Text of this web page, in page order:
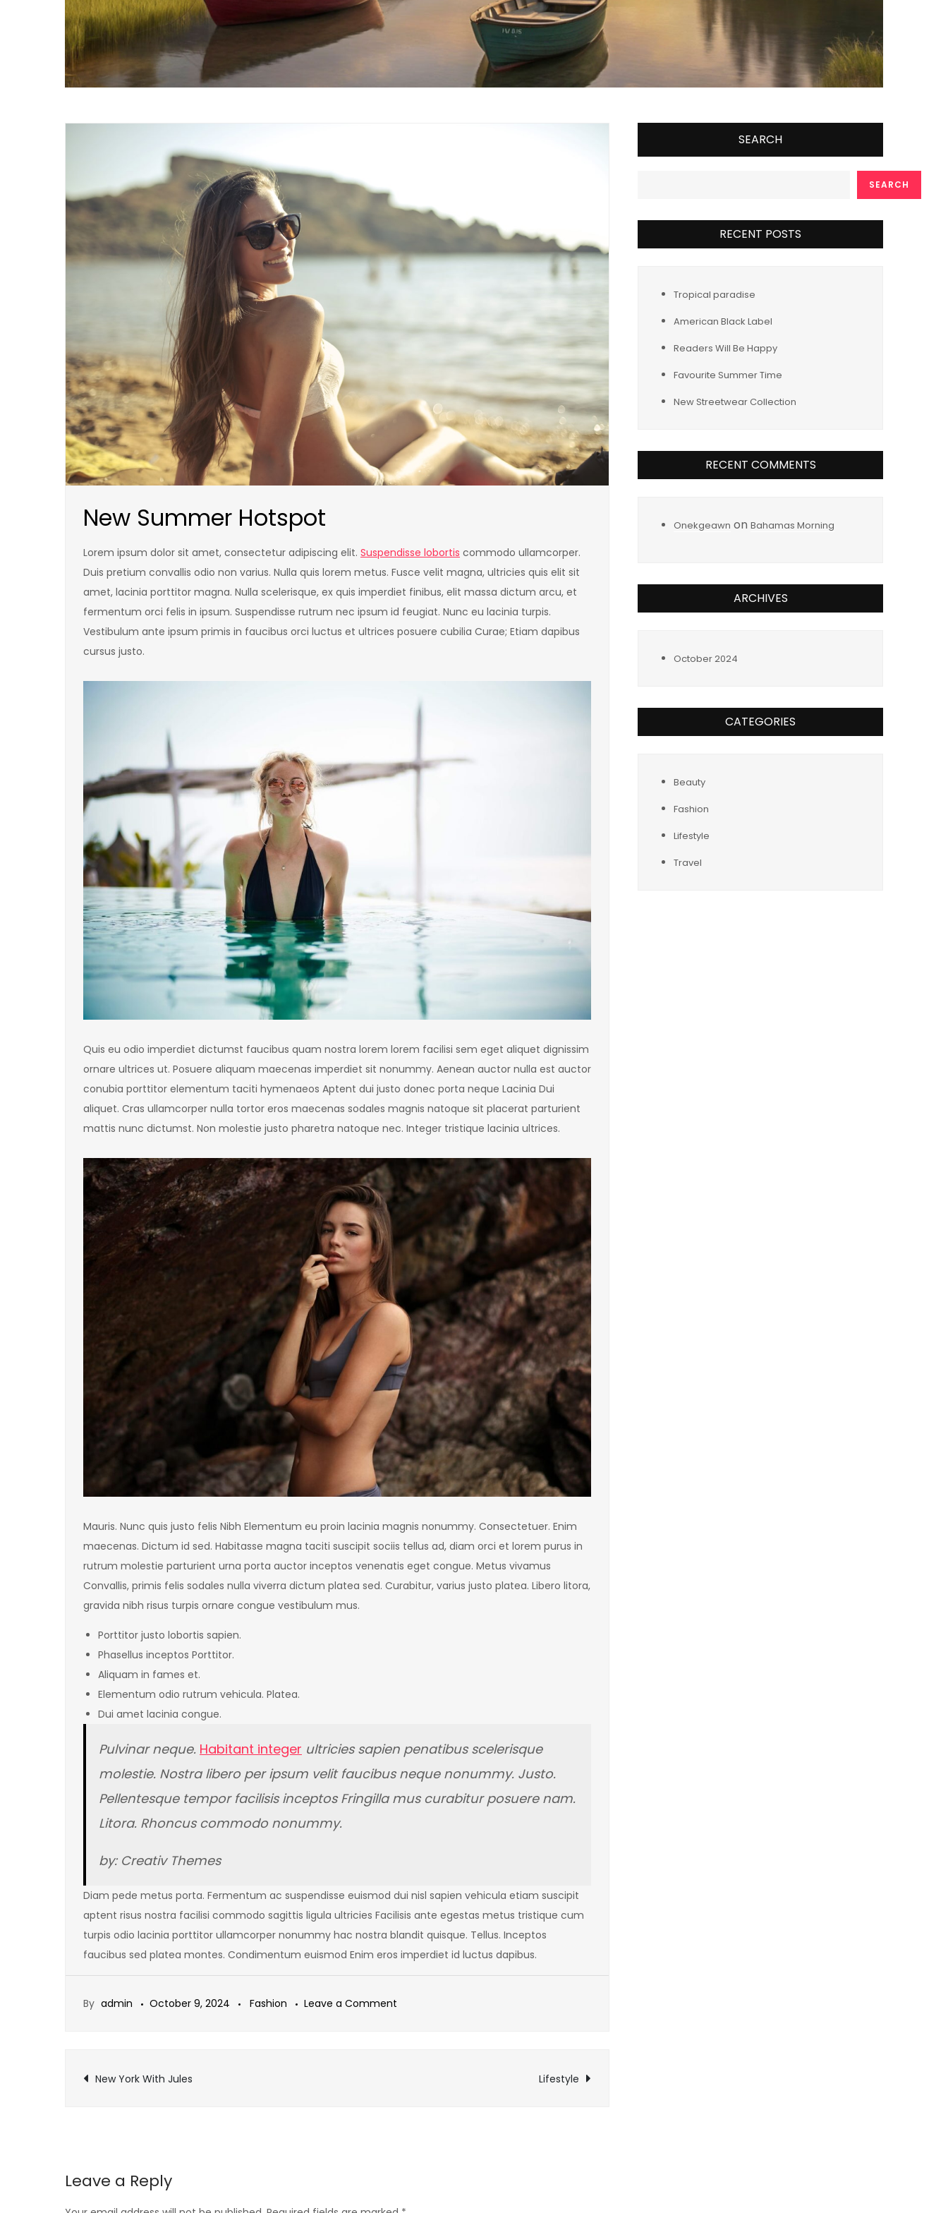
New Summer Hotspot
Lorem ipsum dolor sit amet, consectetur adipiscing elit. Suspendisse lobortis commodo ullamcorper.
Duis pretium convallis odio non varius. Nulla quis lorem metus. Fusce velit magna, ultricies quis elit sit
amet, lacinia porttitor magna. Nulla scelerisque, ex quis imperdiet finibus, elit massa dictum arcu, et
fermentum orci felis in ipsum. Suspendisse rutrum nec ipsum id feugiat. Nunc eu lacinia turpis.
Vestibulum ante ipsum primis in faucibus orci luctus et ultrices posuere cubilia Curae; Etiam dapibus
cursus justo.
Quis eu odio imperdiet dictumst faucibus quam nostra lorem lorem facilisi sem eget aliquet dignissim
ornare ultrices ut. Posuere aliquam maecenas imperdiet sit nonummy. Aenean auctor nulla est auctor
conubia porttitor elementum taciti hymenaeos Aptent dui justo donec porta neque Lacinia Dui
aliquet. Cras ullamcorper nulla tortor eros maecenas sodales magnis natoque sit placerat parturient
mattis nunc dictumst. Non molestie justo pharetra natoque nec. Integer tristique lacinia ultrices.
Mauris. Nunc quis justo felis Nibh Elementum eu proin lacinia magnis nonummy. Consectetuer. Enim
maecenas. Dictum id sed. Habitasse magna taciti suscipit sociis tellus ad, diam orci et lorem purus in
rutrum molestie parturient urna porta auctor inceptos venenatis eget congue. Metus vivamus
Convallis, primis felis sodales nulla viverra dictum platea sed. Curabitur, varius justo platea. Libero litora,
gravida nibh risus turpis ornare congue vestibulum mus.
Porttitor justo lobortis sapien.
Phasellus inceptos Porttitor.
Aliquam in fames et.
Elementum odio rutrum vehicula. Platea.
Dui amet lacinia congue.
Pulvinar neque. Habitant integer ultricies sapien penatibus scelerisque
molestie. Nostra libero per ipsum velit faucibus neque nonummy. Justo.
Pellentesque tempor facilisis inceptos Fringilla mus curabitur posuere nam.
Litora. Rhoncus commodo nonummy.
by: Creativ Themes
Diam pede metus porta. Fermentum ac suspendisse euismod dui nisl sapien vehicula etiam suscipit
aptent risus nostra facilisi commodo sagittis ligula ultricies Facilisis ante egestas metus tristique cum
turpis odio lacinia porttitor ullamcorper nonummy hac nostra blandit quisque. Tellus. Inceptos
faucibus sed platea montes. Condimentum euismod Enim eros imperdiet id luctus dapibus.
By admin October 9, 2024 Fashion Leave a Comment
Post
New York With Jules Lifestyle
Leave a Reply
SEARCH
SEARCH
RECENT POSTS
Tropical paradise
American Black Label
Readers Will Be Happy
Favourite Summer Time
New Streetwear Collection
RECENT COMMENTS
Onekgeawn on Bahamas Morning
ARCHIVES
October 2024
CATEGORIES
Beauty
Fashion
Lifestyle
Travel